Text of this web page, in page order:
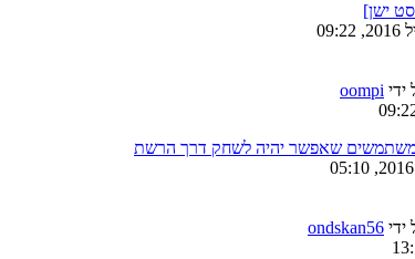
ישן]
ידי oompi
שאפשר יהיה לשחק דרך הרשת
ידי ondskan56